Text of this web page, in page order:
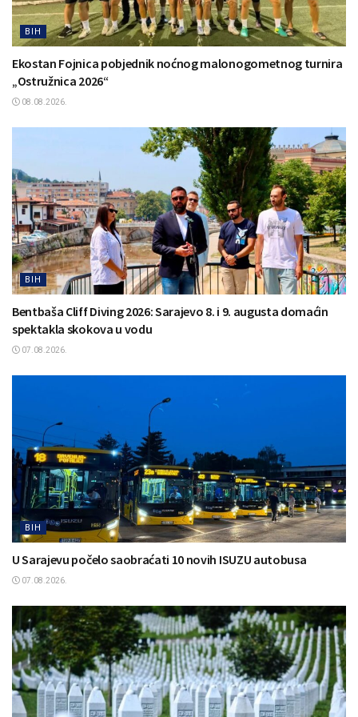
BIH
Ekostan Fojnica pobjednik noćnog malonogometnog turnira
„Ostružnica 2026“
08.08.2026.
BIH
Bentbaša Cliff Diving 2026: Sarajevo 8. i 9. augusta domaćin
spektakla skokova u vodu
07.08.2026.
BIH
U Sarajevu počelo saobraćati 10 novih ISUZU autobusa
07.08.2026.